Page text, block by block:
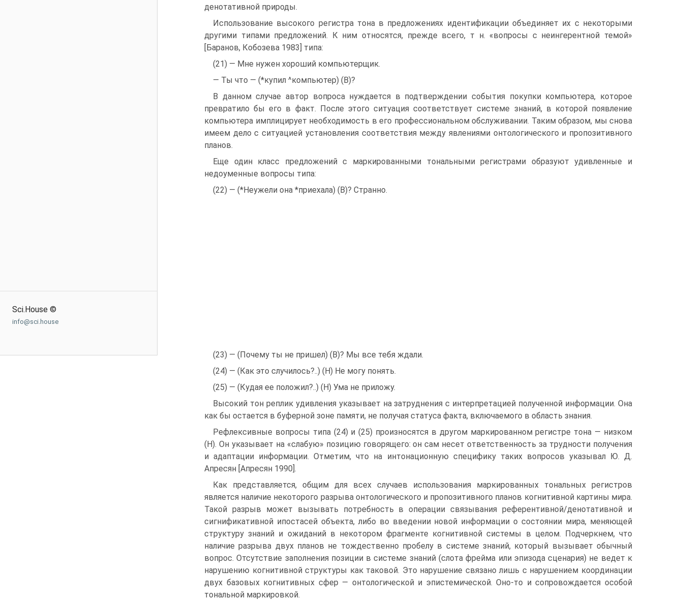
Sci.House ©
info@sci.house
денотативной природы.
Использование высокого регистра тона в предложениях идентификации объединяет их с некоторыми
другими типами предложений. К ним относятся, прежде всего, т н. «вопросы с неингерентной темой»
[Баранов, Кобозева 1983] типа:
(21) — Мне нужен хороший компьютерщик.
— Ты что — (*купил ^компьютер) (В)?
В данном случае автор вопроса нуждается в подтверждении события покупки компьютера, которое
превратило бы его в факт. После этого ситуация соответствует системе знаний, в которой появление
компьютера имплицирует необходимость в его профессиональном обслуживании. Таким образом, мы снова
имеем дело с ситуацией установления соответствия между явлениями онтологического и пропозитивного
планов.
Еще один класс предложений с маркированными тональными регистрами образуют удивленные и
недоуменные вопросы типа:
(22) — (*Неужели она *приехала) (В)? Странно.
(23) — (Почему ты не пришел) (В)? Мы все тебя ждали.
(24) — (Как это случилось?..) (Н) Не могу понять.
(25) — (Кудая ее положил?..) (Н) Ума не приложу.
Высокий тон реплик удивления указывает на затруднения с интерпретацией полученной информации. Она
как бы остается в буферной зоне памяти, не получая статуса факта, включаемого в область знания.
Рефлексивные вопросы типа (24) и (25) произносятся в другом маркированном регистре тона — низком
(Н). Он указывает на «слабую» позицию говорящего: он сам несет ответственность за трудности получения
и адаптации информации. Отметим, что на интонационную специфику таких вопросов указывал Ю. Д.
Апресян [Апресян 1990].
Как представляется, общим для всех случаев использования маркированных тональных регистров
является наличие некоторого разрыва онтологического и пропозитивного планов когнитивной картины мира.
Такой разрыв может вызывать потребность в операции связывания референтивной/денотативной и
сигнификативной ипостасей объекта, либо во введении новой информации о состоянии мира, меняющей
структуру знаний и ожиданий в некотором фрагменте когнитивной системы в целом. Подчеркнем, что
наличие разрыва двух планов не тождественно пробелу в системе знаний, который вызывает обычный
вопрос. Отсутствие заполнения позиции в системе знаний (слота фрейма или эпизода сценария) не ведет к
нарушению когнитивной структуры как таковой. Это нарушение связано лишь с нарушением координации
двух базовых когнитивных сфер — онтологической и эпистемической. Оно-то и сопровождается особой
тональной маркировкой.